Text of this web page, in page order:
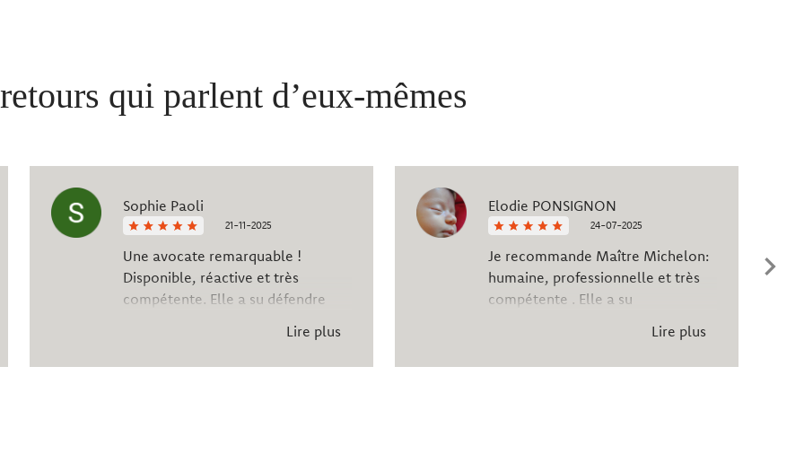
qui parlent d’eux-mêmes
Sophie Paoli
21-11-2025
Une avocate remarquable !
Disponible, réactive et très
compétente. Elle a su défendre
humanité. Merci pour votre
accompagnement irréprochable
Lire plus
Elodie PONSIGNON
24-07-2025
Je recommande Maître Michelon:
humaine, professionnelle et très
compétente . Elle a su
et me donner les conseils
nécessaires.
Lire plus